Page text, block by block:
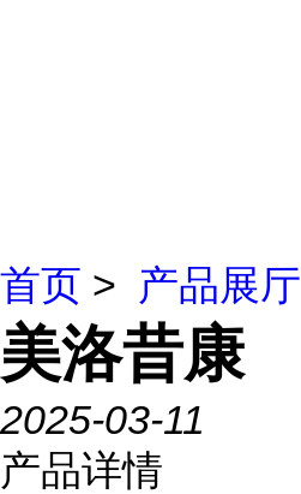
首页 > 产品展厅
美洛昔康
2025-03-11
产品详情